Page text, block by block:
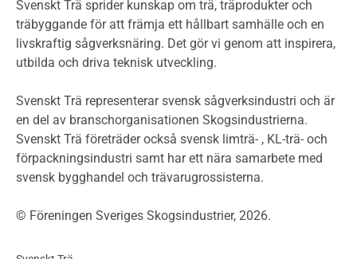
Termer och förkortningar
Planering
Klimatkalkylator hallar
Projektering av trähus - generellt
Byggsystem
Fasadsystem i skivmaterial
Bullerskärmar och andra utomhuskonstruktioner
Byggnation och utförande
Svenskt Trä sprider kunskap om trä, träprodukter och
träbyggande för att främja ett hållbart samhälle och en
livskraftig sågverksnäring. Det gör vi genom att inspirera,
utbilda och driva teknisk utveckling.
Svenskt Trä representerar svensk sågverksindustri och är
en del av branschorganisationen Skogsindustrierna.
Svenskt Trä företräder också svensk limträ- , KL-trä- och
förpackningsindustri samt har ett nära samarbete med
svensk bygghandel och trävarugrossisterna.
© Föreningen Sveriges Skogsindustrier, 2026.